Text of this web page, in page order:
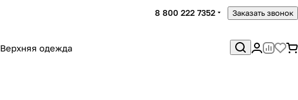
8 800 222 7352 Заказать звонок
Верхняя одежда